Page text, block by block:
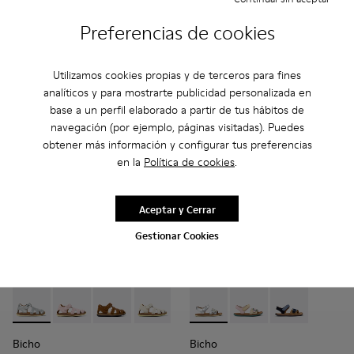
Preferencias de cookies
Utilizamos cookies propias y de terceros para fines
analíticos y para mostrarte publicidad personalizada en
base a un perfil elaborado a partir de tus hábitos de
navegación (por ejemplo, páginas visitadas). Puedes
obtener más información y configurar tus preferencias
en la Política de cookies.
Gestionar Cookies
Aceptar y Cerrar
Precio final acorde a la talla
Añadir Añadir
Bicho - 80372-088 - Sandalias cerradas de piel grises para
Bicho - 80372-087
Bicho - 80372-085 - Sandalias cerradas de
Bicho - 80372-081 - Sandalias
Bicho - 80372-079
Bicho - 80372-078
Bicho - 80372-
Bicho -
Bicho
Bicho - K800672-004 -
Bicho - K800672-
Bicho -
Bicho